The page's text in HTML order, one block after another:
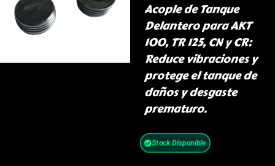
Acople de Tanque
Delantero para AKT
100, TR 125, CN y CR:
Reduce vibraciones y
protege el tanque de
daños y desgaste
prematuro.
Stock Disponible